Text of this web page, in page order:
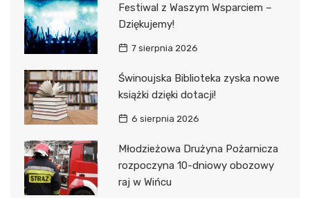
Festiwal z Waszym Wsparciem –
Dziękujemy!
7 sierpnia 2026
Świnoujska Biblioteka zyska nowe
książki dzięki dotacji!
6 sierpnia 2026
Młodzieżowa Drużyna Pożarnicza
rozpoczyna 10-dniowy obozowy
raj w Wińcu